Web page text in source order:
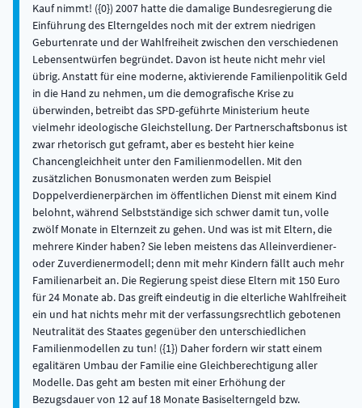
Kauf nimmt! ({0}) 2007 hatte die damalige Bundesregierung die
Einführung des Elterngeldes noch mit der extrem niedrigen
Geburtenrate und der Wahlfreiheit zwischen den verschiedenen
Lebensentwürfen begründet. Davon ist heute nicht mehr viel
übrig. Anstatt für eine moderne, aktivierende Familienpolitik Geld
in die Hand zu nehmen, um die demografische Krise zu
überwinden, betreibt das SPD-geführte Ministerium heute
vielmehr ideologische Gleichstellung. Der Partnerschaftsbonus ist
zwar rhetorisch gut geframt, aber es besteht hier keine
Chancengleichheit unter den Familienmodellen. Mit den
zusätzlichen Bonusmonaten werden zum Beispiel
Doppelverdienerpärchen im öffentlichen Dienst mit einem Kind
belohnt, während Selbstständige sich schwer damit tun, volle
zwölf Monate in Elternzeit zu gehen. Und was ist mit Eltern, die
mehrere Kinder haben? Sie leben meistens das Alleinverdiener-
oder Zuverdienermodell; denn mit mehr Kindern fällt auch mehr
Familienarbeit an. Die Regierung speist diese Eltern mit 150 Euro
für 24 Monate ab. Das greift eindeutig in die elterliche Wahlfreiheit
ein und hat nichts mehr mit der verfassungsrechtlich gebotenen
Neutralität des Staates gegenüber den unterschiedlichen
Familienmodellen zu tun! ({1}) Daher fordern wir statt einem
egalitären Umbau der Familie eine Gleichberechtigung aller
Modelle. Das geht am besten mit einer Erhöhung der
Bezugsdauer von 12 auf 18 Monate Basiselterngeld bzw.